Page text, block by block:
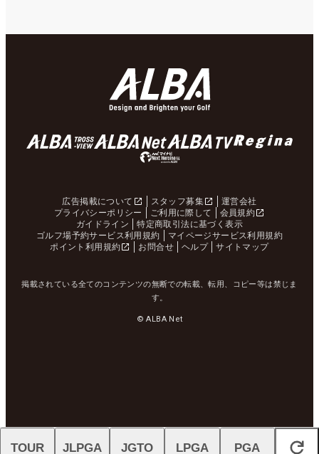
広告掲載について スタッフ募集
運営会社
プライバシーポリシー
ご利用に際して
会員規約
ガイドライン
特定商取引法に基づく表示
ゴルフ場予約サービス利用規約
マイページサービス利用規約
ポイント利用規約
お問合せ ヘルプ サイトマップ
掲載されている全てのコンテンツの無断での転載、転用、コピー等は禁じま
す。
© ALBA Net
閉じる
TOUR JLPGA JGTO LPGA PGA